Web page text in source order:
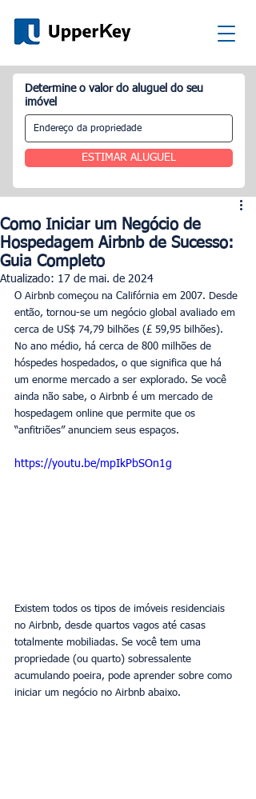
Determine o valor do aluguel do seu
imóvel
ESTIMAR ALUGUEL
Como Iniciar um Negócio de
Hospedagem Airbnb de Sucesso:
Guia Completo
Atualizado: 17 de mai. de 2024
O Airbnb começou na Califórnia em 2007. Desde
então, tornou-se um negócio global avaliado em
cerca de US$ 74,79 bilhões (£ 59,95 bilhões).
No ano médio, há cerca de 800 milhões de
hóspedes hospedados, o que significa que há
um enorme mercado a ser explorado. Se você
ainda não sabe, o Airbnb é um mercado de
hospedagem online que permite que os
“anfitriões” anunciem seus espaços.
https://youtu.be/mpIkPbSOn1g
Existem todos os tipos de imóveis residenciais
no Airbnb, desde quartos vagos até casas
totalmente mobiliadas. Se você tem uma
propriedade (ou quarto) sobressalente
acumulando poeira, pode aprender sobre como
iniciar um negócio no Airbnb abaixo.